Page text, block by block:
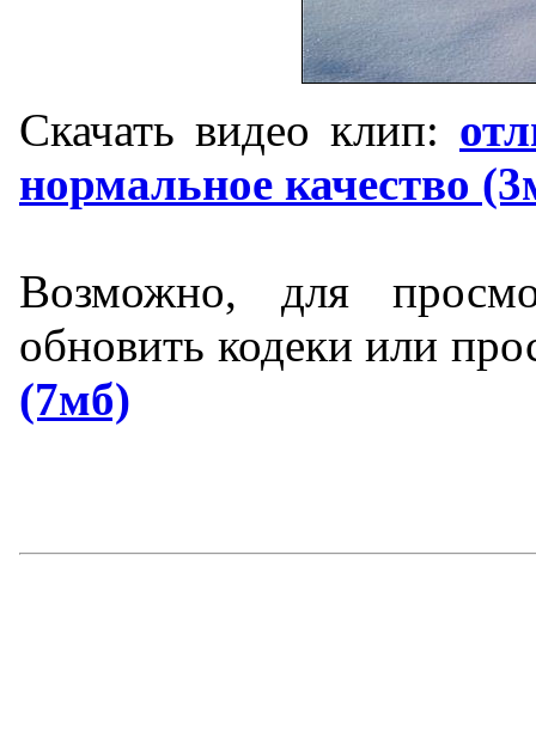
Скачать видео клип:
нормальное качество
Возможно, для
обновить кодеки или
(7мб)